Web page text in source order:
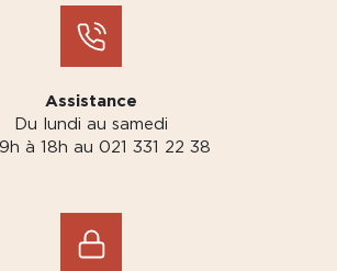
Assistance
Du lundi au samedi
à 18h au 021 331 22 38